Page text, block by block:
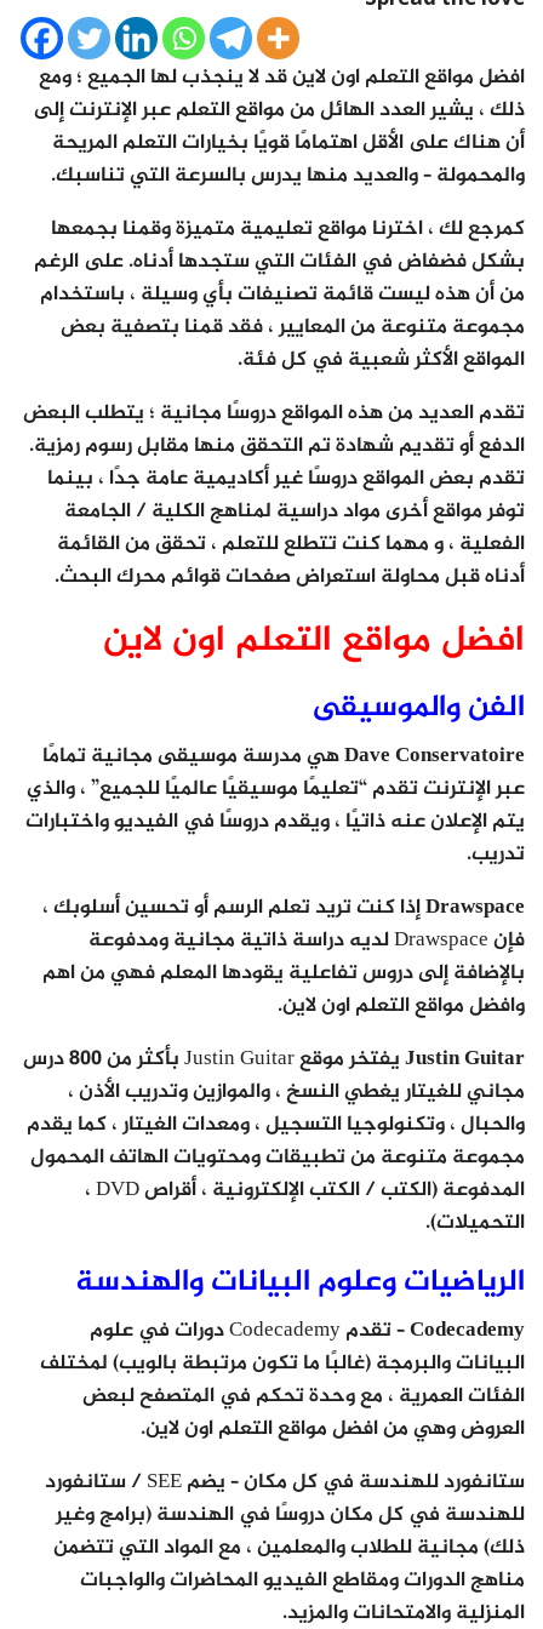
افضل مواقع التعلم اون لاين قد لا ينجذب لها الجميع ؛ ومع
ذلك ، يشير العدد الهائل من مواقع التعلم عبر الإنترنت إلى
أن هناك على الأقل اهتمامًا قويًا بخيارات التعلم المريحة
والمحمولة – والعديد منها يدرس بالسرعة التي تناسبك.
كمرجع لك ، اخترنا مواقع تعليمية متميزة وقمنا بجمعها
بشكل فضفاض في الفئات التي ستجدها أدناه. على الرغم
من أن هذه ليست قائمة تصنيفات بأي وسيلة ، باستخدام
مجموعة متنوعة من المعايير ، فقد قمنا بتصفية بعض
المواقع الأكثر شعبية في كل فئة.
تقدم العديد من هذه المواقع دروسًا مجانية ؛ يتطلب البعض
الدفع أو تقديم شهادة تم التحقق منها مقابل رسوم رمزية.
تقدم بعض المواقع دروسًا غير أكاديمية عامة جدًا ، بينما
توفر مواقع أخرى مواد دراسية لمناهج الكلية / الجامعة
الفعلية ، و مهما كنت تتطلع للتعلم ، تحقق من القائمة
أدناه قبل محاولة استعراض صفحات قوائم محرك البحث.
افضل مواقع التعلم اون لاين
الفن والموسيقى
Dave Conservatoireهي مدرسة موسيقى مجانية تمامًا
عبر الإنترنت تقدم “تعليمًا موسيقيًا عالميًا للجميع” ، والذي
يتم الإعلان عنه ذاتيًا ، ويقدم دروسًا في الفيديو واختبارات
تدريب.
Drawspaceإذا كنت تريد تعلم الرسم أو تحسين أسلوبك ،
فإن Drawspace لديه دراسة ذاتية مجانية ومدفوعة
بالإضافة إلى دروس تفاعلية يقودها المعلم فهي من اهم
وافضل مواقع التعلم اون لاين.
Justin Guitar
يفتخر موقع Justin Guitar بأكثر من 800 درس
مجاني للغيتار يغطي النسخ ، والموازين وتدريب الأذن ،
والحبال ، وتكنولوجيا التسجيل ، ومعدات الغيتار ، كما يقدم
مجموعة متنوعة من تطبيقات ومحتويات الهاتف المحمول
المدفوعة (الكتب / الكتب الإلكترونية ، أقراص DVD ،
التحميلات).
الرياضيات وعلوم البيانات والهندسة
Codecademy
– تقدم Codecademy دورات في علوم
البيانات والبرمجة (غالبًا ما تكون مرتبطة بالويب) لمختلف
الفئات العمرية ، مع وحدة تحكم في المتصفح لبعض
العروض وهي من افضل مواقع التعلم اون لاين.
ستانفورد للهندسة في كل مكان
– يضم SEE / ستانفورد
للهندسة في كل مكان دروسًا في الهندسة (برامج وغير
ذلك) مجانية للطلاب والمعلمين ، مع المواد التي تتضمن
مناهج الدورات ومقاطع الفيديو المحاضرات والواجبات
المنزلية والامتحانات والمزيد.